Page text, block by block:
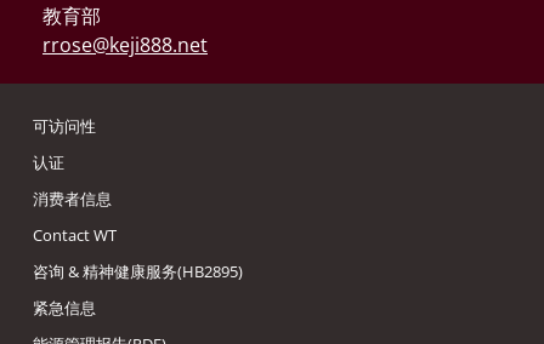
教育部
rrose@keji888.net
可访问性
认证
消费者信息
Contact WT
咨询 & 精神健康服务(HB2895)
紧急信息